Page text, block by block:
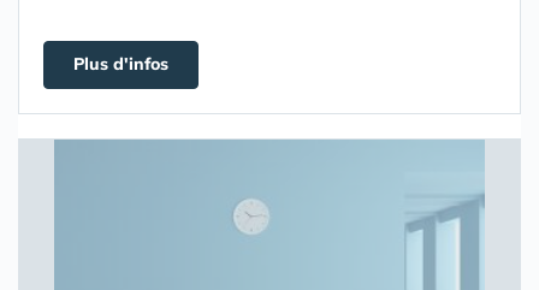
Plus d'infos